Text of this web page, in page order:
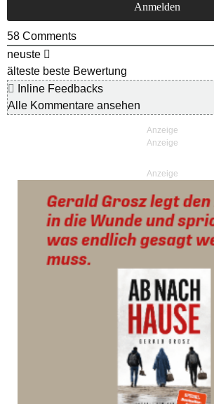
58 Comments
neuste
älteste beste Bewertung
Inline Feedbacks
Alle Kommentare ansehen
Anzeige